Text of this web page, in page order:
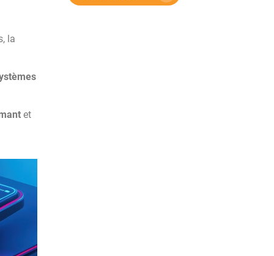
la
et